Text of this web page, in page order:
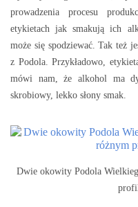
prowadzenia procesu
etykietach jak smakują ich
może się spodziewać. Tak też
z Podola. Przykładowo,
mówi nam, że alkohol ma
skrobiowy, lekko słony smak.
Dwie okowity Podola